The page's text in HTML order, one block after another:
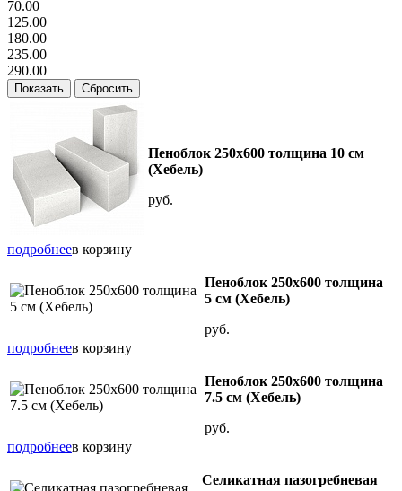
70.00
125.00
180.00
235.00
290.00
Пеноблок 250х600 толщина 10 см
(Хебель)
руб.
подробнеев корзину
Пеноблок 250х600 толщина
5 см (Хебель)
руб.
подробнеев корзину
Пеноблок 250х600 толщина
7.5 см (Хебель)
руб.
подробнеев корзину
Селикатная пазогребневая